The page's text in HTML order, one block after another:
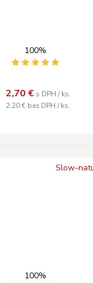
100%
2,70 € s DPH / ks.
2,20 € bez DPH / ks.
Slow-
100%